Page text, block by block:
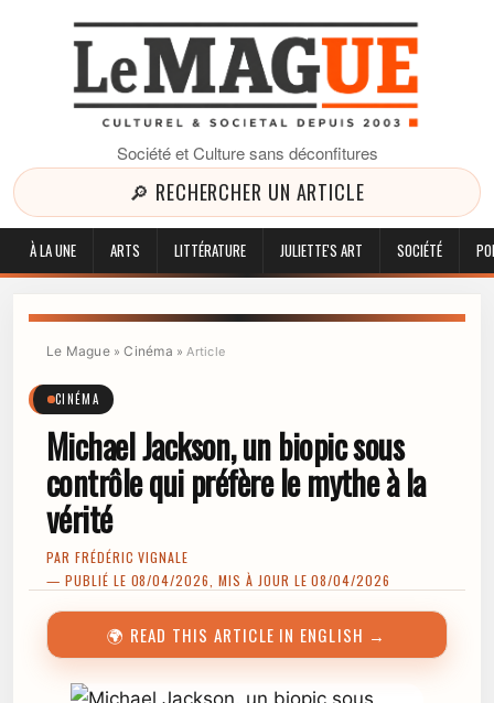
Société et Culture sans déconfitures
🔎 RECHERCHER UN ARTICLE
À LA UNE ARTS LITTÉRATURE JULIETTE'S ART SOCIÉTÉ
Le Mague»Cinéma »Article
CINÉMA
Michael Jackson, un biopic sous
contrôle qui préfère le mythe à la
vérité
PAR FRÉDÉRIC VIGNALE
— PUBLIÉ LE 08/04/2026, MIS À JOUR LE 08/04/2026
🌍 READ THIS ARTICLE IN ENGLISH →